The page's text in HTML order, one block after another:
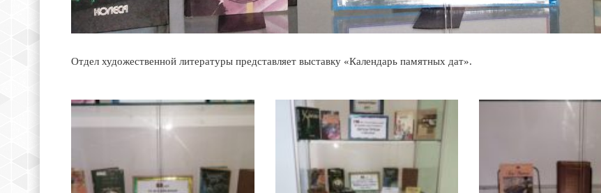
Отдел художественной литературы представляет выставку «Календарь памятных дат».